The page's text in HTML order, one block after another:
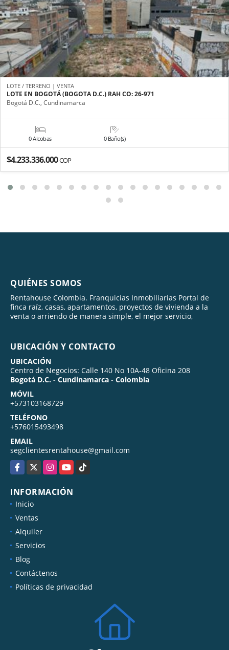
LOTE / TERRENO | VENTA
LOTE EN BOGOTÁ (BOGOTA D.C.) RAH CO: 26-971
Bogotá D.C., Cundinamarca
0 Alcobas 0 Baño(s)
$4.233.336.000COP
QUIÉNES SOMOS
Rentahouse Colombia. Franquicias Inmobiliarias Portal de
finca raíz, casas, apartamentos, proyectos de vivienda a la
venta o arriendo de manera simple, el mejor servicio,
UBICACIÓN Y CONTACTO
UBICACIÓN
Centro de Negocios: Calle 140 No 10A-48 Oficina 208
Bogotá D.C. - Cundinamarca - Colombia
MÓVIL
+573103168729
TELÉFONO
+576015493498
EMAIL
segclientesrentahouse@gmail.com
Facebook
X InstagramYouTubeTikTok
INFORMACIÓN
Inicio
Ventas
Alquiler
Servicios
Blog
Contáctenos
Políticas de privacidad